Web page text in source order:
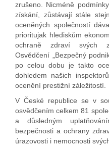
zrušeno. Nicméně
získání, zůstávají stále
oceněných společností
prioritujak hlediskům
ochraně zdraví svých
Osvědčení „Bezpečný
po celou dobu je takto
dohledem našich
ocenění prestižní záležitostí.
V České republice se v
osvědčením celkem 81
a důsledným
bezpečnosti a ochrany
úrazovosti i nemocnosti